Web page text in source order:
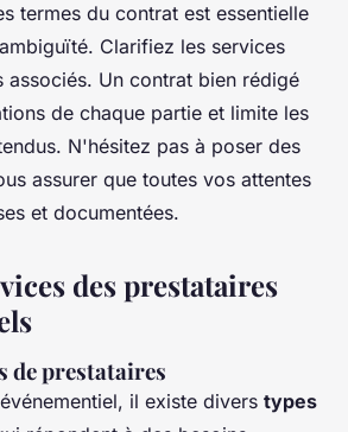
termes du contrat est essentielle
Clarifiez les services
associés. Un contrat bien rédigé
de chaque partie et limite les
N'hésitez pas à poser des
assurer que toutes vos attentes
et documentées.
des prestataires
de prestataires
il existe divers types